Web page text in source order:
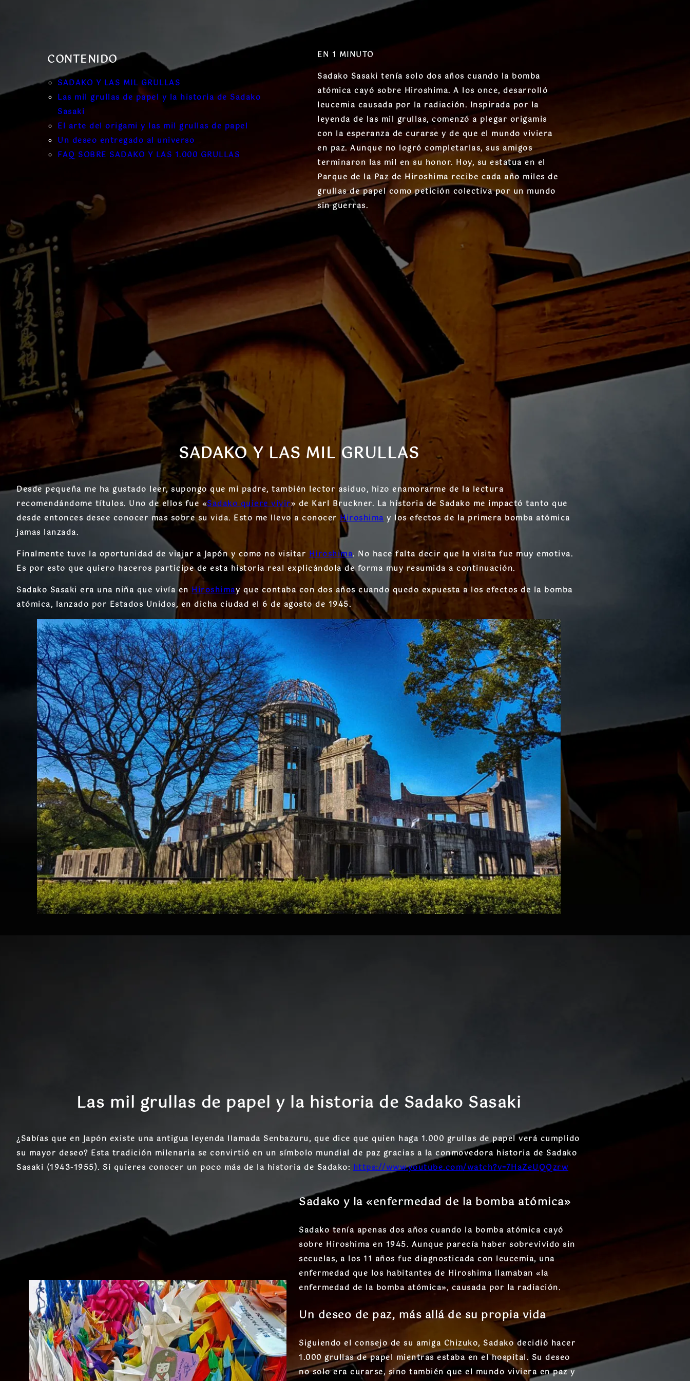
CONTENIDO
SADAKO Y LAS MIL GRULLAS
Las mil grullas de papel y la historia de Sadako
Sasaki
El arte del origami y las mil grullas de papel
Un deseo entregado al universo
FAQ SOBRE SADAKO Y LAS 1.000 GRULLAS
EN 1 MINUTO
Sadako Sasaki tenía solo dos años cuando la bomba
atómica cayó sobre Hiroshima. A los once, desarrolló
leucemia causada por la radiación. Inspirada por la
leyenda de las mil grullas, comenzó a plegar origamis
con la esperanza de curarse y de que el mundo viviera
en paz. Aunque no logró completarlas, sus amigos
terminaron las mil en su honor. Hoy, su estatua en el
Parque de la Paz de Hiroshima recibe cada año miles de
grullas de papel como petición colectiva por un mundo
sin guerras.
SADAKO Y LAS MIL GRULLAS
Desde pequeña me ha gustado leer, supongo que mi padre, también lector asiduo, hizo enamorarme de la lectura
recomendándome títulos. Uno de ellos fue «Sadako quiere vivir» de Karl Bruckner. La historia de Sadako me impactó tanto que
desde entonces desee conocer mas sobre su vida. Esto me llevo a conocerHiroshimay los efectos de la primera bomba atómica
jamas lanzada.
Finalmente tuve la oportunidad de viajar a Japón y como no visitarHiroshima. No hace falta decir que la visita fue muy emotiva.
Es por esto que quiero haceros participe de esta historia real explicándola de forma muy resumida a continuación.
Sadako Sasaki era una niña que vivía en Hiroshimay que contaba con dos años cuando quedo expuesta a los efectos de la bomba
atómica, lanzado por Estados Unidos, en dicha ciudad el 6 de agosto de 1945.
Las mil grullas de papel y la historia de Sadako Sasaki
¿Sabías que en Japón existe una antigua leyenda llamada Senbazuru, que dice que quien haga 1.000 grullas de papelverá cumplido
su mayor deseo? Esta tradición milenaria se convirtió en un símbolo mundial de paz gracias a la conmovedora historia de Sadako
Sasaki (1943-1955). Si quieres conocer un poco más de la historia de Sadako:https://www.youtube.com/watch?v=7HaZeUQQzrw
Sadako y la «enfermedad de la bomba atómica»
Sadako tenía apenas dos años cuando la bomba atómica cayó
sobre Hiroshima en 1945. Aunque parecía haber sobrevivido sin
secuelas, a los 11 años fue diagnosticada con leucemia, una
enfermedad que los habitantes de Hiroshima llamaban «la
enfermedad de la bomba atómica», causada por la radiación.
Un deseo de paz, más allá de su propia vida
Siguiendo el consejo de su amiga Chizuko, Sadako decidió hacer
1.000 grullas de papel mientras estaba en el hospital. Su deseo
no solo era curarse, sino también que el mundo viviera en paz y